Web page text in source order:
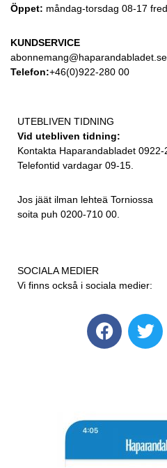
Öppet: måndag-torsdag 08-17
KUNDSERVICE
abonnemang@haparandabladet.se
Telefon:+46(0)922-280 00
UTEBLIVEN TIDNING
Vid utebliven tidning:
Kontakta Haparandabladet 0922-
Telefontid vardagar 09-15.
Jos jäät ilman lehteä Torniossa
soita puh 0200-710 00.
SOCIALA MEDIER
Vi finns också i sociala medier: